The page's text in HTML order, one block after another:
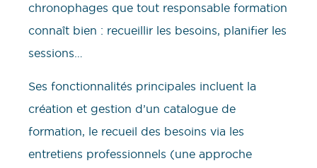
chronophages que tout responsable formation
connaît bien : recueillir les besoins, planifier les
sessions…
Ses fonctionnalités principales incluent la
création et gestion d’un catalogue de
formation, le recueil des besoins via les
entretiens professionnels (une approche